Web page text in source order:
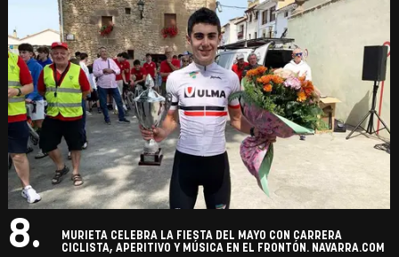
8.
MURIETA CELEBRA LA FIESTA DEL MAYO CON CARRERA
CICLISTA, APERITIVO Y MÚSICA EN EL FRONTÓN. NAVARRA.COM